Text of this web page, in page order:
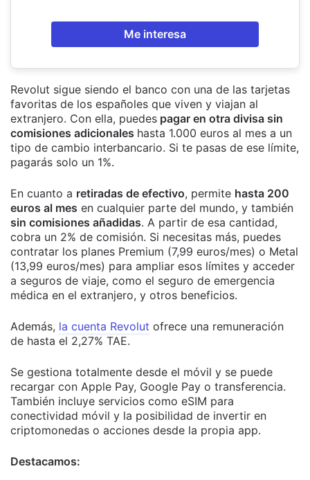
Me interesa
Revolut sigue siendo el banco con una de las tarjetas
favoritas de los españoles que viven y viajan al
extranjero. Con ella, puedes pagar en otra divisa sin
comisiones adicionales hasta 1.000 euros al mes a un
tipo de cambio interbancario. Si te pasas de ese límite,
pagarás solo un 1%.
En cuanto a retiradas de efectivo, permite hasta 200
euros al mes en cualquier parte del mundo, y también
sin comisiones añadidas. A partir de esa cantidad,
cobra un 2% de comisión. Si necesitas más, puedes
contratar los planes Premium (7,99 euros/mes) o Metal
(13,99 euros/mes) para ampliar esos límites y acceder
a seguros de viaje, como el seguro de emergencia
médica en el extranjero, y otros beneficios.
Además, la cuenta Revolut ofrece una remuneración
de hasta el 2,27% TAE.
Se gestiona totalmente desde el móvil y se puede
recargar con Apple Pay, Google Pay o transferencia.
También incluye servicios como eSIM para
conectividad móvil y la posibilidad de invertir en
criptomonedas o acciones desde la propia app.
Destacamos: